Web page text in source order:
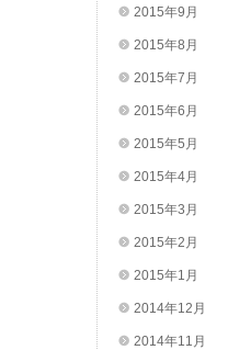
2015年9月
2015年8月
2015年7月
2015年6月
2015年5月
2015年4月
2015年3月
2015年2月
2015年1月
2014年12月
2014年11月